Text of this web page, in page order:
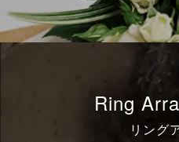
Ring
リング